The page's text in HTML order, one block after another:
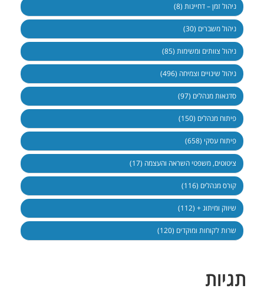
ניהול זמן – דחיינות (8)
ניהול משברים (30)
ניהול צוותים ומשימות (85)
ניהול שינויים וצמיחה (496)
סדנאות מנהלים (97)
פיתוח מנהלים (150)
פיתוח עסקי (658)
ציטוטים, משפטי השראה והעצמה (17)
קורס מנהלים (116)
שיווק ומיתוג + (112)
שרות לקוחות ומוקדים (120)
תגיות